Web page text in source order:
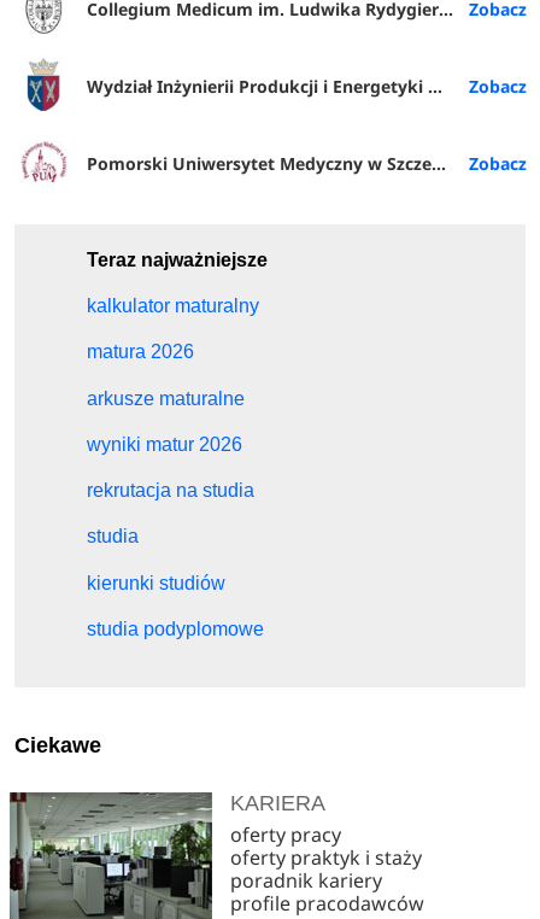
Collegium Medicum im. Ludwika Rydygiera w Bydgoszczy
Wydział Inżynierii Produkcji i Energetyki URK
Pomorski Uniwersytet Medyczny w Szczecinie
Teraz najważniejsze
kalkulator maturalny
matura 2026
arkusze maturalne
wyniki matur 2026
rekrutacja na studia
studia
kierunki studiów
studia podyplomowe
Ciekawe
KARIERA
oferty pracy
oferty praktyk i staży
poradnik kariery
profile pracodawców